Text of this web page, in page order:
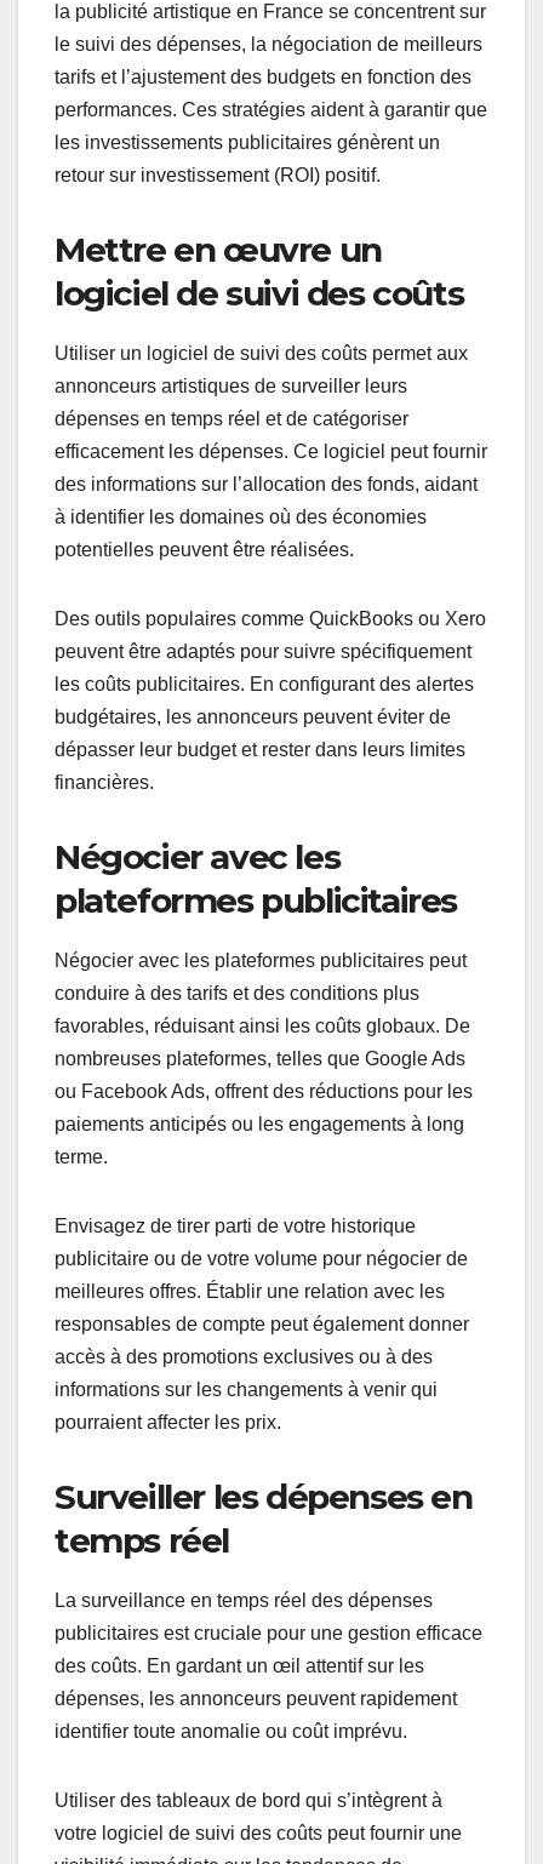
la publicité artistique en France se concentrent sur
le suivi des dépenses, la négociation de meilleurs
tarifs et l’ajustement des budgets en fonction des
performances. Ces stratégies aident à garantir que
les investissements publicitaires génèrent un
retour sur investissement (ROI) positif.
Mettre en œuvre un
logiciel de suivi des coûts
Utiliser un logiciel de suivi des coûts permet aux
annonceurs artistiques de surveiller leurs
dépenses en temps réel et de catégoriser
efficacement les dépenses. Ce logiciel peut fournir
des informations sur l’allocation des fonds, aidant
à identifier les domaines où des économies
potentielles peuvent être réalisées.
Des outils populaires comme QuickBooks ou Xero
peuvent être adaptés pour suivre spécifiquement
les coûts publicitaires. En configurant des alertes
budgétaires, les annonceurs peuvent éviter de
dépasser leur budget et rester dans leurs limites
financières.
Négocier avec les
plateformes publicitaires
Négocier avec les plateformes publicitaires peut
conduire à des tarifs et des conditions plus
favorables, réduisant ainsi les coûts globaux. De
nombreuses plateformes, telles que Google Ads
ou Facebook Ads, offrent des réductions pour les
paiements anticipés ou les engagements à long
terme.
Envisagez de tirer parti de votre historique
publicitaire ou de votre volume pour négocier de
meilleures offres. Établir une relation avec les
responsables de compte peut également donner
accès à des promotions exclusives ou à des
informations sur les changements à venir qui
pourraient affecter les prix.
Surveiller les dépenses en
temps réel
La surveillance en temps réel des dépenses
publicitaires est cruciale pour une gestion efficace
des coûts. En gardant un œil attentif sur les
dépenses, les annonceurs peuvent rapidement
identifier toute anomalie ou coût imprévu.
Utiliser des tableaux de bord qui s’intègrent à
votre logiciel de suivi des coûts peut fournir une